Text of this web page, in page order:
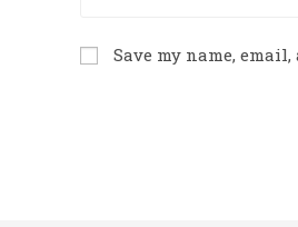
or
username
Save my name,